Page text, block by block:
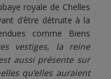
royale de Chelles
d’être détruite à la
comme Biens
vestiges, la reine
aussi présente sur
qu’elles auraient